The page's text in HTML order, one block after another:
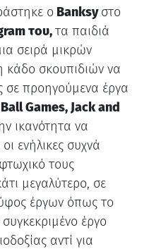
ο Banksyστο
του,τα παιδιά
σειρά μικρών
κάδο σκουπιδιών να
σε προηγούμενα έργα
Games, Jack and
ικανότητα να
ενήλικες συχνά
τους
μεγαλύτερο, σε
έργων όπως το
έργο
αντί για